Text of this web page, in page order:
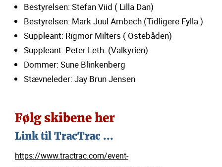
Bestyrelsen: Stefan Viid ( Lilla Dan)
Bestyrelsen: Mark Juul Ambech (Tidligere Fylla )
Suppleant: Rigmor Milters ( Ostebåden)
Suppleant: Peter Leth. (Valkyrien)
Dommer: Sune Blinkenberg
Stævneleder: Jay Brun Jensen
Følg skibene her
Link til TracTrac ...
https://www.tractrac.com/event-